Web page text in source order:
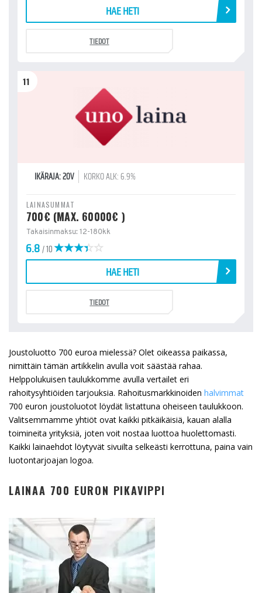
HAE HETI
TIEDOT
11
IKÄRAJA: 20V KORKO ALK: 6.9%
LAINASUMMAT
700€ (MAX. 60000€ )
Takaisinmaksu: 12-180kk
6.8/ 10
HAE HETI
TIEDOT
Joustoluotto 700 euroa mielessä? Olet oikeassa paikassa,
nimittäin tämän artikkelin avulla voit säästää rahaa.
Helppolukuisen taulukkomme avulla vertailet eri
rahoitysyhtiöiden tarjouksia. Rahoitusmarkkinoiden halvimmat
700 euron joustoluotot löydät listattuna oheiseen taulukkoon.
Valitsemmamme yhtiöt ovat kaikki pitkäikäisiä, kauan alalla
toimineita yrityksiä, joten voit nostaa luottoa huolettomasti.
Kaikki lainaehdot löytyvät sivuilta selkeästi kerrottuna, paina vain
luotontarjoajan logoa.
LAINAA 700 EURON PIKAVIPPI